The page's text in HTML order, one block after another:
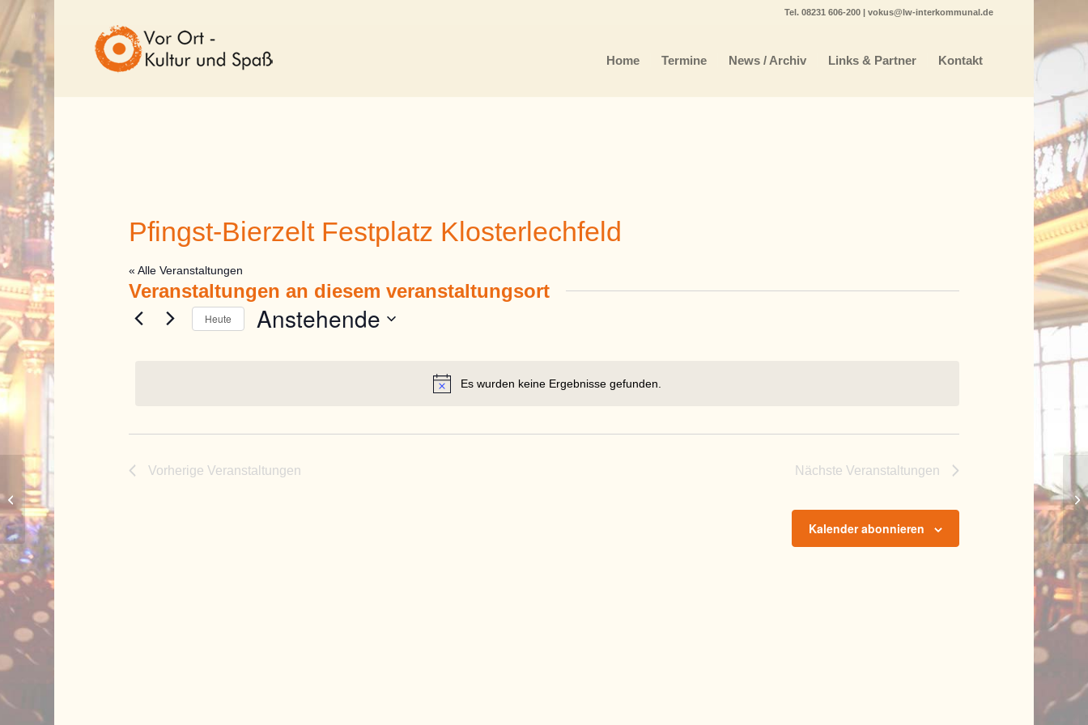
Tel. 08231 606-200 | vokus@lw-interkommunal.de
Home Termine News / Archiv Links & Partner Kontakt
Pfingst-Bierzelt Festplatz Klosterlechfeld
« Alle Veranstaltungen
Veranstaltungen an diesem veranstaltungsort
Hinweis
Es wurden keine Ergebnisse gefunden.
Heute Anstehende
VorherigeVeranstaltungen Nächste Veranstaltungen
Kalender abonnieren
evangelische Versöhnungskirche
Lagerlechfeld, Gemeindehaus